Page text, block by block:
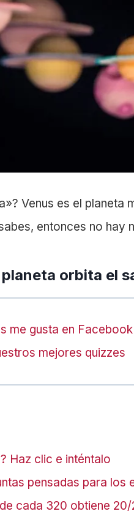
Venus es el planeta
entonces no hay
planeta orbita el
me gusta en
mejores quizzes
Haz clic e inténtalo
pensadas para los
cada 320 obtiene